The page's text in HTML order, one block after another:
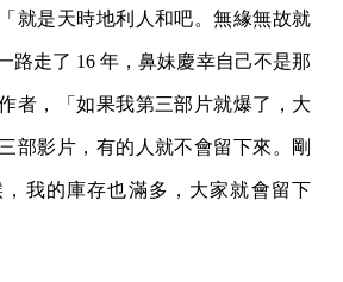
就是天時地利人和吧。無緣無故就
走了 16 年，鼻妹慶幸自己不是那
者，「如果我第三部片就爆了，大
部影片，有的人就不會留下來。剛
我的庫存也滿多，大家就會留下